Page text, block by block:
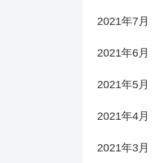
2021年7月
2021年6月
2021年5月
2021年4月
2021年3月